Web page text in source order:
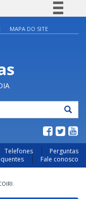
à informação
Legislação
Canais
MAPA DO SITE
Telefones
Perguntas
Fale conosco